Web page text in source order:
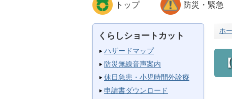
トップ 防災・緊急
くらしショートカット
ハザードマップ
防災無線音声案内
休日急患・小児時間外診療
申請書ダウンロード
ホ